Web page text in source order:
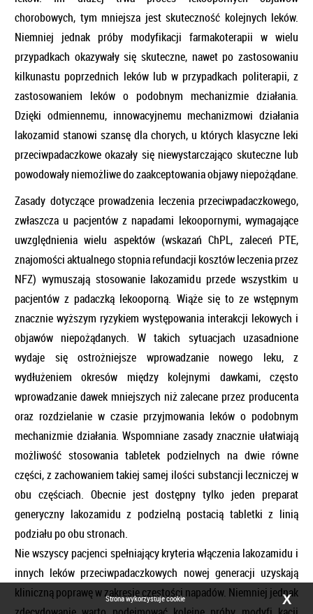
chorobowych, tym mniejsza jest skuteczność kolejnych leków.
Niemniej jednak próby modyfikacji farmakoterapii w wielu
przypadkach okazywały się skuteczne, nawet po zastosowaniu
kilkunastu poprzednich leków lub w przypadkach politerapii, z
zastosowaniem leków o podobnym mechanizmie działania.
Dzięki odmiennemu, innowacyjnemu mechanizmowi działania
lakozamid stanowi szansę dla chorych, u których klasyczne leki
przeciwpadaczkowe okazały się niewystarczająco skuteczne lub
powodowały niemożliwe do zaakceptowania objawy niepożądane.
Zasady dotyczące prowadzenia leczenia przeciwpadaczkowego,
zwłaszcza u pacjentów z napadami lekoopornymi, wymagające
uwzględnienia wielu aspektów (wskazań ChPL, zaleceń PTE,
znajomości aktualnego stopnia refundacji kosztów leczenia przez
NFZ) wymuszają stosowanie lakozamidu przede wszystkim u
pacjentów z padaczką lekooporną. Wiąże się to ze wstępnym
znacznie wyższym ryzykiem występowania interakcji lekowych i
objawów niepożądanych. W takich sytuacjach uzasadnione
wydaje się ostrożniejsze wprowadzanie nowego leku, z
wydłużeniem okresów między kolejnymi dawkami, często
wprowadzanie dawek mniejszych niż zalecane przez producenta
oraz rozdzielanie w czasie przyjmowania leków o podobnym
mechanizmie działania. Wspomniane zasady znacznie ułatwiają
możliwość stosowania tabletek podzielnych na dwie równe
części, z zachowaniem takiej samej ilości substancji leczniczej w
obu częściach. Obecnie jest dostępny tylko jeden preparat
generyczny lakozamidu z podzielną postacią tabletki z linią
podziału po obu stronach.
Nie wszyscy pacjenci spełniający kryteria włączenia lakozamidu i
innych leków przeciwpadaczkowych nowej generacji uzyskają
kliniczną poprawę w zakresie częstości napadów. Niemniej jednak
Strona wykorzystuje cookie X